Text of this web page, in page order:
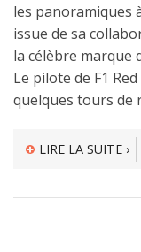
les panoramiques
issue de sa
la célèbre marque
Le pilote de F1
quelques tours de
LIRE LA SUITE ›